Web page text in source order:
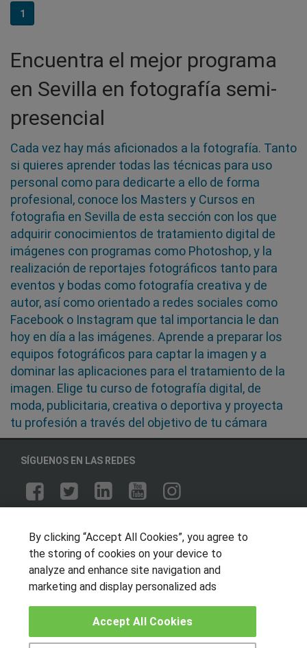
1
Encuentra el mejor programa
en Sevilla en fotografía semi-
presencial
Cada vez hay más aficionados a la fotografía. Tanto
si quieres aprender todas las técnicas para uso
personal como para dedicarte a ello de forma
profesional, conoce los Masters y Cursos en
fotografia en Sevilla de esta sección con los que
adquirir conocimientos de tratamiento digital de
imágenes con programas como Photoshop, y la
realización de reportajes fotográficos tanto para
eventos y bodas como fotografía creativa y de
autor, así como orientado a redes sociales como
Facebook o Instagram que tal importancia le dan
hoy en día a las imágenes. Aprende a preparar los
equipos fotográficos para captar la imagen y a
dominar las aplicaciones para el tratamiento de la
imagen. Elige tu curso de fotografía digital, de
moda, publicitaria, creativa o deportiva y proyecta
tu profesión a través del objetivo de tu cámara
SÍGUENOS EN LAS REDES
Muro de los idiomas
Hablemos de empleo
Locos por las becas
CENTROS DE FORMACIÓN
By clicking “Accept All Cookies”, you agree to
the storing of cookies on your device to
analyze and enhance site navigation and
marketing and display personalized ads
Accept All Cookies